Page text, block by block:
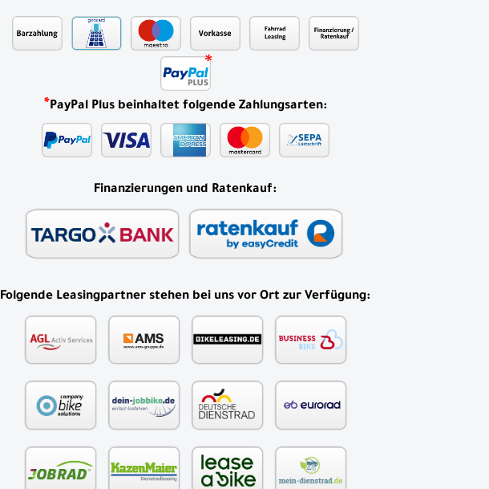
*PayPal Plus beinhaltet folgende Zahlungsarten:
Finanzierungen und Ratenkauf:
Folgende Leasingpartner stehen bei uns vor Ort zur Verfügung: